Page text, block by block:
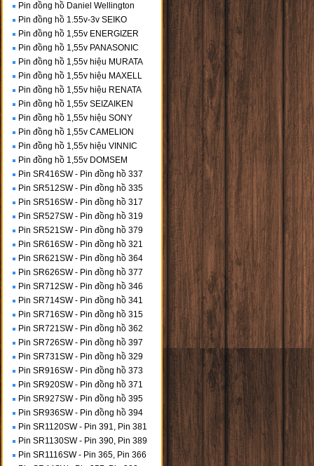
Pin đồng hồ Daniel Wellington
Pin đồng hồ 1.55v-3v SEIKO
Pin đồng hồ 1,55v ENERGIZER
Pin đồng hồ 1,55v PANASONIC
Pin đồng hồ 1,55v hiệu MURATA
Pin đồng hồ 1,55v hiệu MAXELL
Pin đồng hồ 1,55v hiệu RENATA
Pin đồng hồ 1,55v SEIZAIKEN
Pin đồng hồ 1,55v hiệu SONY
Pin đồng hồ 1,55v CAMELION
Pin đồng hồ 1,55v hiệu VINNIC
Pin đồng hồ 1,55v DOMSEM
Pin SR416SW - Pin đồng hồ 337
Pin SR512SW - Pin đồng hồ 335
Pin SR516SW - Pin đồng hồ 317
Pin SR527SW - Pin đồng hồ 319
Pin SR521SW - Pin đồng hồ 379
Pin SR616SW - Pin đồng hồ 321
Pin SR621SW - Pin đồng hồ 364
Pin SR626SW - Pin đồng hồ 377
Pin SR712SW - Pin đồng hồ 346
Pin SR714SW - Pin đồng hồ 341
Pin SR716SW - Pin đồng hồ 315
Pin SR721SW - Pin đồng hồ 362
Pin SR726SW - Pin đồng hồ 397
Pin SR731SW - Pin đồng hồ 329
Pin SR916SW - Pin đồng hồ 373
Pin SR920SW - Pin đồng hồ 371
Pin SR927SW - Pin đồng hồ 395
Pin SR936SW - Pin đồng hồ 394
Pin SR1120SW - Pin 391, Pin 381
Pin SR1130SW - Pin 390, Pin 389
Pin SR1116SW - Pin 365, Pin 366